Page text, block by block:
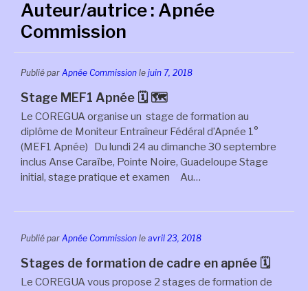
Auteur/autrice : Apnée
Commission
Publié par Apnée Commission le juin 7, 2018
Stage MEF1 Apnée 🗓 🗺
Le COREGUA organise un stage de formation au
diplôme de Moniteur Entraîneur Fédéral d’Apnée 1°
(MEF1 Apnée) Du lundi 24 au dimanche 30 septembre
inclus Anse Caraïbe, Pointe Noire, Guadeloupe Stage
initial, stage pratique et examen Au…
Publié par Apnée Commission le avril 23, 2018
Stages de formation de cadre en apnée 🗓
Le COREGUA vous propose 2 stages de formation de